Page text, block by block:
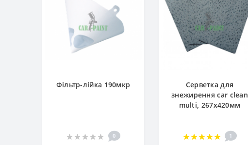
Фільтр-лійка 190мкр
0
Серветка для
знежирення car clean
multi, 267х420мм
1